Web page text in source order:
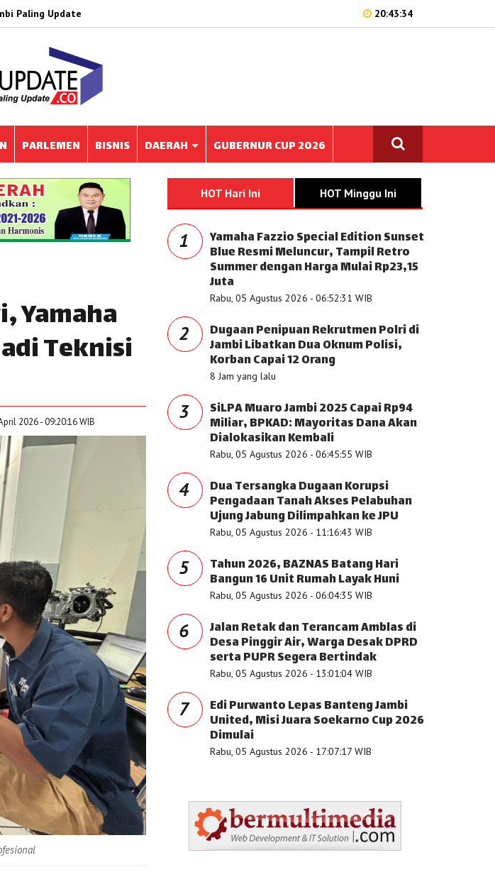
Paling Update 20:43:34
PARLEMEN BISNIS DAERAH GUBERNUR CUP 2026
Yamaha
Teknisi
2026 - 09:20:16 WIB
HOT Hari Ini HOT Minggu Ini
1 Yamaha Fazzio Special Edition Sunset
Blue Resmi Meluncur, Tampil Retro
Summer dengan Harga Mulai Rp23,15
Juta
Rabu, 05 Agustus 2026 - 06:52:31 WIB
2 Dugaan Penipuan Rekrutmen Polri di
Jambi Libatkan Dua Oknum Polisi,
Korban Capai 12 Orang
8 Jam yang lalu
3 SiLPA Muaro Jambi 2025 Capai Rp94
Miliar, BPKAD: Mayoritas Dana Akan
Dialokasikan Kembali
Rabu, 05 Agustus 2026 - 06:45:55 WIB
4 Dua Tersangka Dugaan Korupsi
Pengadaan Tanah Akses Pelabuhan
Ujung Jabung Dilimpahkan ke JPU
Rabu, 05 Agustus 2026 - 11:16:43 WIB
5 Tahun 2026, BAZNAS Batang Hari
Bangun 16 Unit Rumah Layak Huni
Rabu, 05 Agustus 2026 - 06:04:35 WIB
6 Jalan Retak dan Terancam Amblas di
Desa Pinggir Air, Warga Desak DPRD
serta PUPR Segera Bertindak
Rabu, 05 Agustus 2026 - 13:01:04 WIB
7 Edi Purwanto Lepas Banteng Jambi
United, Misi Juara Soekarno Cup 2026
Dimulai
Rabu, 05 Agustus 2026 - 17:07:17 WIB